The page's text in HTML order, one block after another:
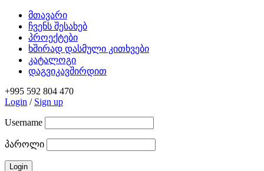
მთავარი
ჩვენს შესახებ
პროექტები
ხშირად დასმული კითხვები
კატალოგი
დაგვიკავშირდით
+995 592 804 470
Login / Sign up
Username
პაროლი